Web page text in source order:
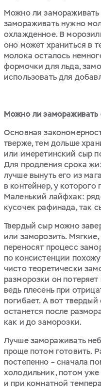
Можно ли
замораживать нужно
охлажденное. В
оно может храниться в
молока осталось
формочки для льда,
использовать для
Можно ли замораживать
Основная
тверже, тем дольше
или имеретинский сыр
Для продления срока
лучше вынуть его из
в контейнер, у
Маленький лайфхак:
кусочек рафинада, так
Твердый сыр можно
или заморозить.
переносят процесс
по консистенции
чисто теоретически
разморозки он
ведь плесень при
погибает. А вот
останется после
как и до заморозки.
Лучше замораживать
проще потом готовить.
постепенно – сначала
холодильник, потом
и при комнатной